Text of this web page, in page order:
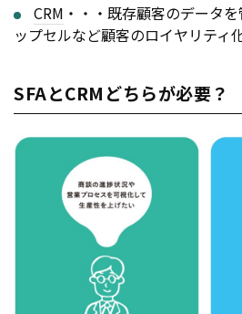
CRM ・・・既存顧客のデータ
ップセルなど顧客のロイヤリティ
SFAとCRMどちらが必要？